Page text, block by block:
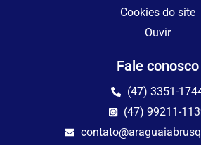
Cookies do site
Ouvir
Fale conosco
(47) 3351-
(47) 99211-